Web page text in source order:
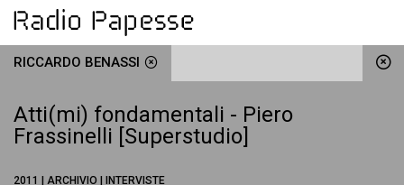
RICCARDO BENASSI
Atti(mi) fondamentali - Piero
Frassinelli [Superstudio]
2011 | ARCHIVIO | INTERVISTE